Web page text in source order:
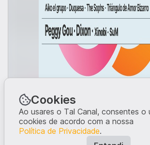
🗓 Data: 11 a 14 de junho 2026
📍 Localização: Parque da Cidade, Porto
💸 Bilhete Diário: 75€ (40€ para dia 14);
Passe geral: 180€
Bilhetes VIPs disponíveis
Cookies
Ao usares o Tal Canal, consentes o
cookies de acordo com a nossa
Política de Privacidade.